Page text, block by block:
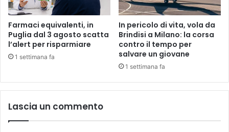
Farmaci equivalenti, in
Puglia dal 3 agosto scatta
l’alert per risparmiare
1 settimana fa
In pericolo di vita, vola da
Brindisi a Milano: la corsa
contro il tempo per
salvare un giovane
1 settimana fa
Lascia un commento